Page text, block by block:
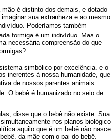
é distinto dos demais, e dotado
sua extranheza e ao mesmo
Poderíamos também
formiga é um indivíduo. Mas o
necessária compreensão do que
simbólico por excelência, e o
inerentes à nossa humanidade, que
de nossos parentes animais.
O bebê é humanizado no seio de
disse que o bebê não existe. Sua
nos planos biológico
aquilo que é um bebê não nasce
da mãe com o pai do bebê,